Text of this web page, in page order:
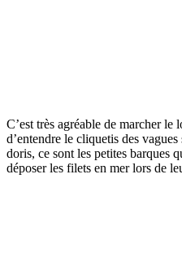
C’est très agréable de marcher
d’entendre le cliquetis des
doris, ce sont les petites barques
déposer les filets en mer lors de